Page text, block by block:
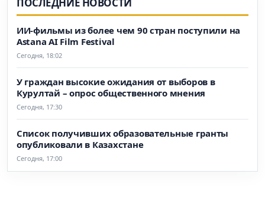
ИИ-фильмы из более чем 90 стран поступили на
Astana AI Film Festival
Сегодня, 18:02
У граждан высокие ожидания от выборов в
Курултай – опрос общественного мнения
Сегодня, 17:30
Список получивших образовательные гранты
опубликовали в Казахстане
Сегодня, 17:00